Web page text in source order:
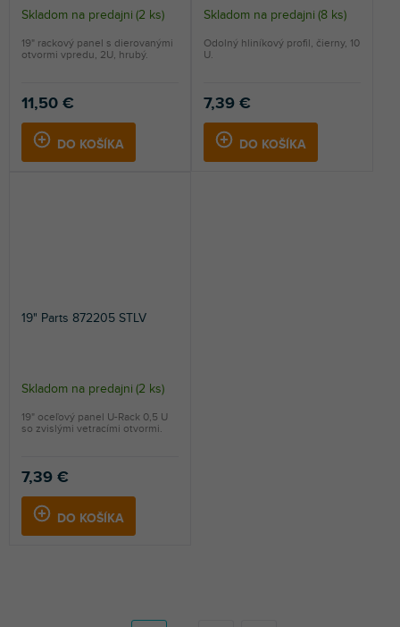
Skladom na predajni (2 ks)
11,50 €
DO KOŠÍKA
19" rackový panel s dierovanými
otvormi vpredu, 2U, hrubý.
Skladom na predajni (8 ks)
7,39 €
DO KOŠÍKA
Odolný hliníkový profil, čierny, 10
U.
19" Parts 872205 STLV
Skladom na predajni (2 ks)
7,39 €
DO KOŠÍKA
19" oceľový panel U-Rack 0,5 U
so zvislými vetracími otvormi.